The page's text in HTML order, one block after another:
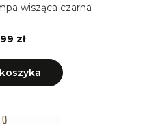
wisząca czarna
zł